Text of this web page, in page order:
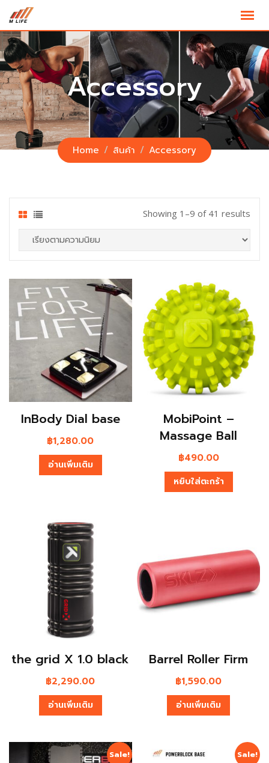
content
Accessory
Home สินค้า Accessory
Showing 1–9 of 41 results
InBody Dial base
฿1,280.00
อ่านเพิ่มเติม
MobiPoint –
Massage Ball
฿490.00
หยิบใส่ตะกร้า
the grid X 1.0 black
฿2,290.00
อ่านเพิ่มเติม
Barrel Roller Firm
฿1,590.00
อ่านเพิ่มเติม
Sale! Sale!